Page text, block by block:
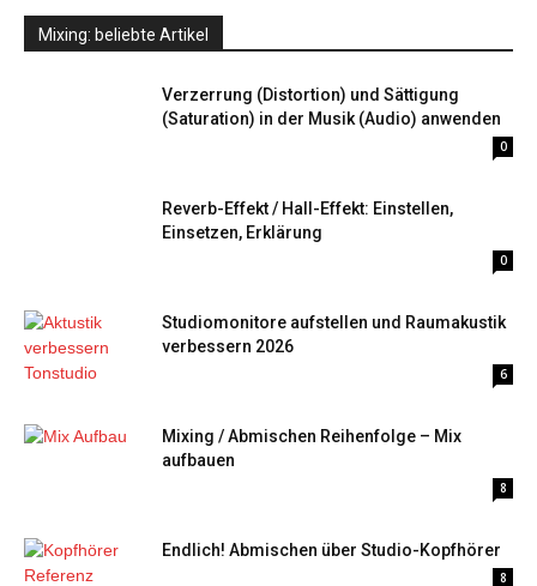
Mixing: beliebte Artikel
Verzerrung (Distortion) und Sättigung
(Saturation) in der Musik (Audio) anwenden
0
Reverb-Effekt / Hall-Effekt: Einstellen,
Einsetzen, Erklärung
0
Studiomonitore aufstellen und Raumakustik
verbessern 2026
6
Mixing / Abmischen Reihenfolge – Mix
aufbauen
8
Endlich! Abmischen über Studio-Kopfhörer
8